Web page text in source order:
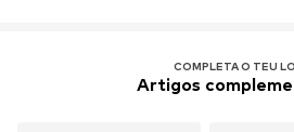
COMPLETA O TEU
Artigos